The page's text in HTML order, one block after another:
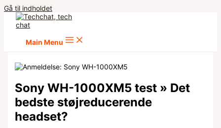
Gå til indholdet
Main Menu
Sony WH-1000XM5 test » Det
bedste støjreducerende
headset?